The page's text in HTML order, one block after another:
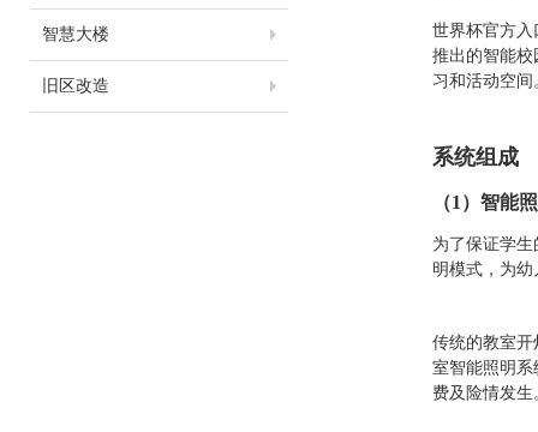
智慧大楼
旧区改造
世界杯官方
推出的智能
习和活动空间
系统组成
（1）智能
为了保证学
明模式，为
传统的教室
室智能照明
费及险情发生